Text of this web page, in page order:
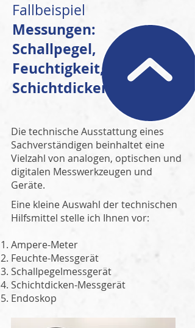
Fallbeispiel
Messungen:
Schallpegel,
Feuchtigkeit,
Schichtdicken
Die technische Ausstattung eines
Sachverständigen beinhaltet eine
Vielzahl von analogen, optischen und
digitalen Messwerkzeugen und
Geräte.
Eine kleine Auswahl der technischen
Hilfsmittel stelle ich Ihnen vor:
Ampere-Meter
Feuchte-Messgerät
Schallpegelmessgerät
Schichtdicken-Messgerät
Endoskop